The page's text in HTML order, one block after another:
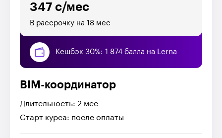
347 с/мес
В рассрочку на 18 мес
Кешбэк 30%: 1 874 балла на Lerna
BIM-координатор
Длительность: 2 мес
Старт курса: после оплаты